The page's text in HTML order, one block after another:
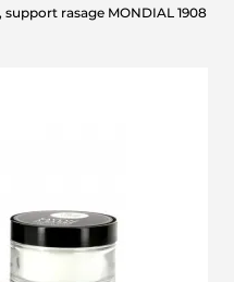
rasage MONDIAL 1908